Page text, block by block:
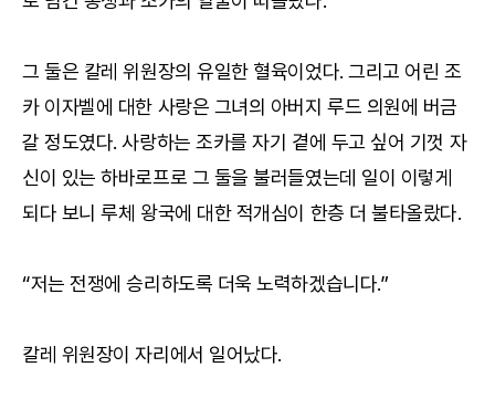
그 둘은 칼레 위원장의 유일한 혈육이었다. 그리고 어린 조
카 이자벨에 대한 사랑은 그녀의 아버지 루드 의원에 버금
갈 정도였다. 사랑하는 조카를 자기 곁에 두고 싶어 기껏 자
신이 있는 하바로프로 그 둘을 불러들였는데 일이 이렇게
되다 보니 루체 왕국에 대한 적개심이 한층 더 불타올랐다.
“저는 전쟁에 승리하도록 더욱 노력하겠습니다.”
칼레 위원장이 자리에서 일어났다.